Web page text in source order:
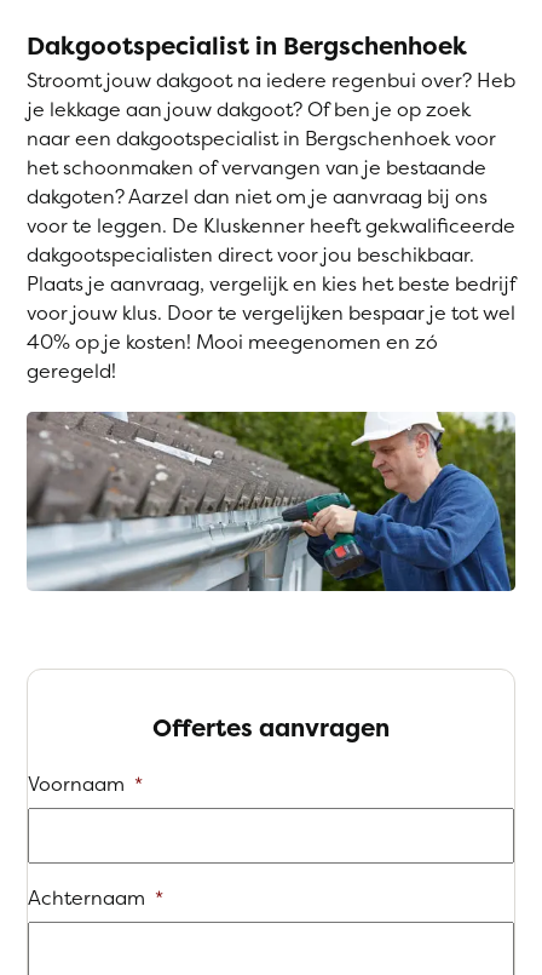
Dakgootspecialist in Bergschenhoek
Stroomt jouw dakgoot na iedere regenbui over? Heb
je lekkage aan jouw dakgoot? Of ben je op zoek
naar een dakgootspecialist in Bergschenhoek voor
het schoonmaken of vervangen van je bestaande
dakgoten? Aarzel dan niet om je aanvraag bij ons
voor te leggen. De Kluskenner heeft gekwalificeerde
dakgootspecialisten direct voor jou beschikbaar.
Plaats je aanvraag, vergelijk en kies het beste bedrijf
voor jouw klus. Door te vergelijken bespaar je tot wel
40% op je kosten! Mooi meegenomen en zó
geregeld!
Offertes aanvragen
Voornaam *
Achternaam *